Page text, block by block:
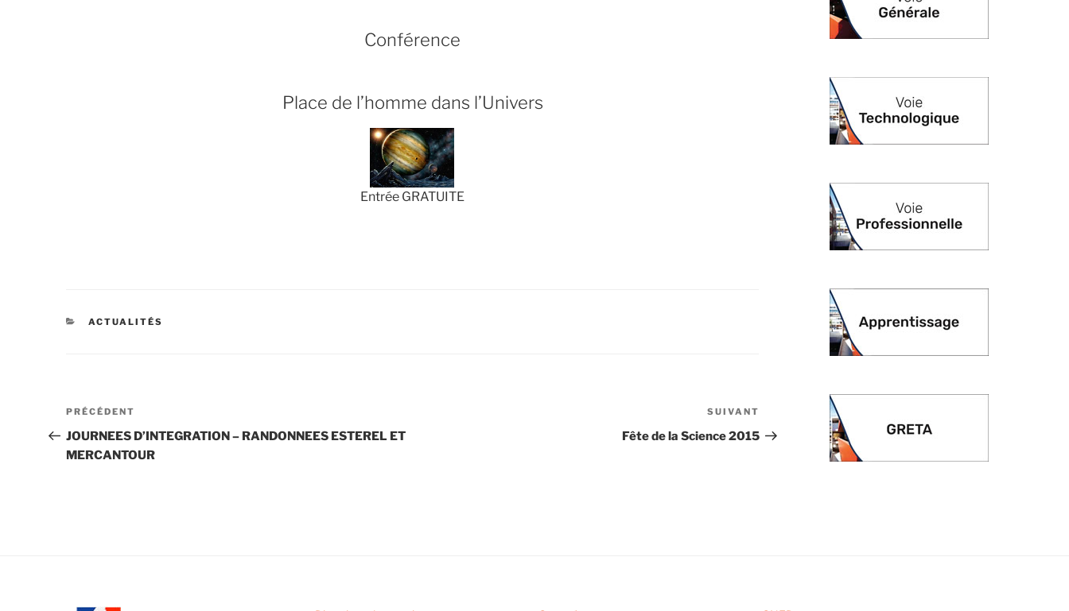
Conférence
Place de l’homme dans l’Univers
Entrée GRATUITE
CATÉGORIES
ACTUALITÉS
Navigation
de
l’article
Article
précédent
PRÉCÉDENT
JOURNEES D’INTEGRATION – RANDONNEES ESTEREL ET
MERCANTOUR
suivant
SUIVANT
Fête de la Science 2015